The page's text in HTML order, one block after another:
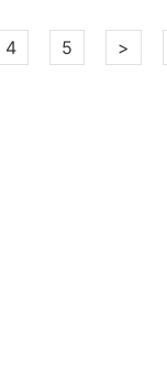
4 5 >